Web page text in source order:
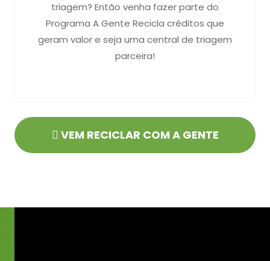
triagem? Então venha fazer parte do
Programa A Gente Recicla créditos que
geram valor e seja uma central de triagem
parceira!
VEM RECICLAR COM A GENTE